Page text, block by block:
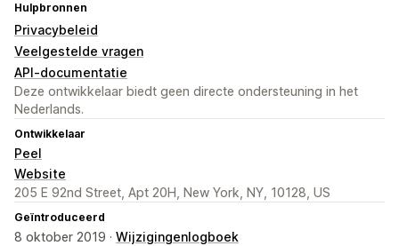
Hulpbronnen
Privacybeleid
Veelgestelde vragen
API-documentatie
Deze ontwikkelaar biedt geen directe ondersteuning in het
Nederlands.
Ontwikkelaar
Peel
Website
205 E 92nd Street, Apt 20H, New York, NY, 10128, US
Geïntroduceerd
8 oktober 2019 · Wijzigingenlogboek